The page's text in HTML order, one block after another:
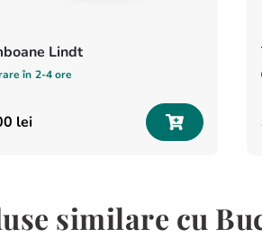
Lindt
în 2-4 ore
lei
similare cu